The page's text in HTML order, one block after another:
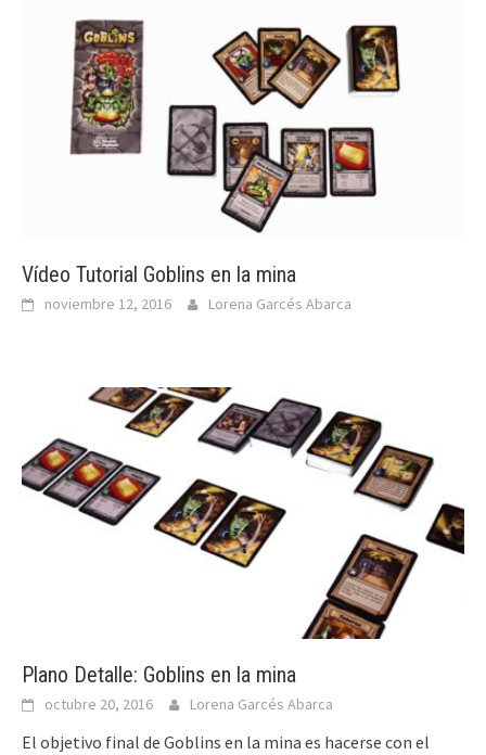
Vídeo Tutorial Goblins en la mina
noviembre 12, 2016 Lorena Garcés Abarca
Plano Detalle: Goblins en la mina
octubre 20, 2016 Lorena Garcés Abarca
El objetivo final de Goblins en la mina es hacerse con el